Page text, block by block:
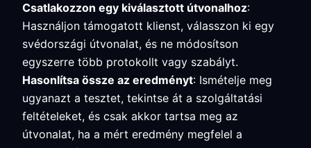
Csatlakozzon egy kiválasztott útvonalhoz:
Használjon támogatott klienst, válasszon ki egy
svédországi útvonalat, és ne módosítson
egyszerre több protokollt vagy szabályt.
Hasonlítsa össze az eredményt: Ismételje meg
ugyanazt a tesztet, tekintse át a szolgáltatási
feltételeket, és csak akkor tartsa meg az
útvonalat, ha a mért eredmény megfelel a